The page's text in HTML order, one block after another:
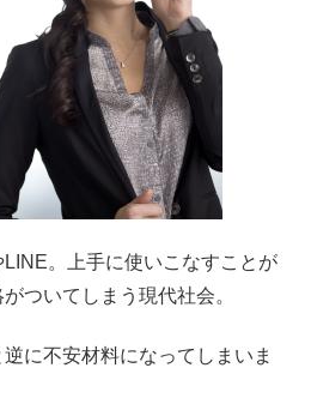
。上手に使いこなすことが
ついてしまう現代社会。
に不安材料になってしまいま